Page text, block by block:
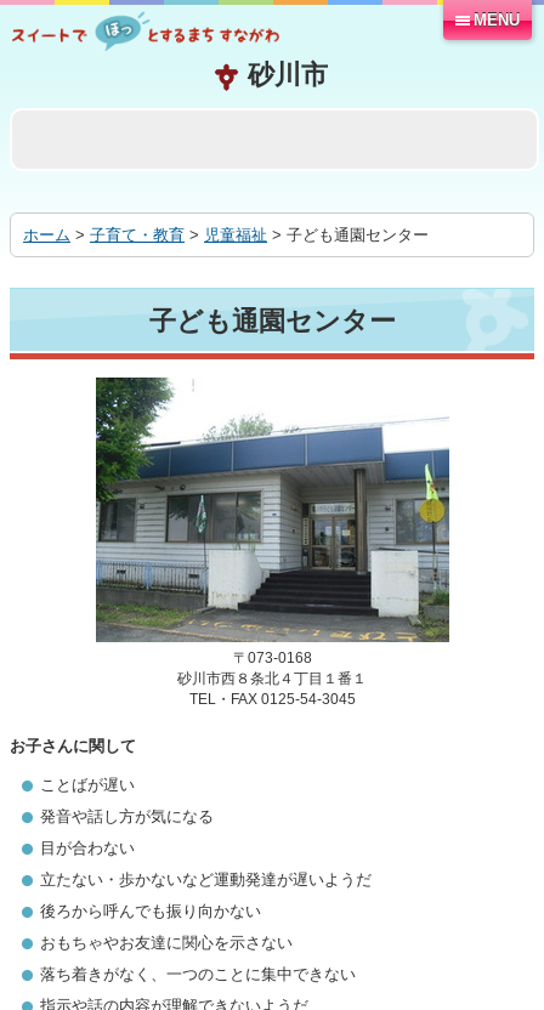
る
MENU
ホーム > 子育て・教育 > 児童福祉 > 子ども通園センター
子ども通園センター
〒073-0168
砂川市西８条北４丁目１番１
TEL・FAX 0125-54-3045
お子さんに関して
ことばが遅い
発音や話し方が気になる
目が合わない
立たない・歩かないなど運動発達が遅いようだ
後ろから呼んでも振り向かない
おもちゃやお友達に関心を示さない
落ち着きがなく、一つのことに集中できない
指示や話の内容が理解できないようだ